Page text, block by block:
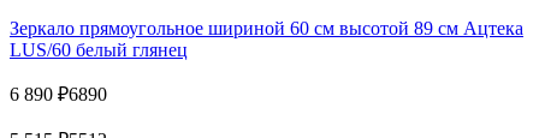
Зеркало прямоугольное шириной 60 см высотой 89 см Ацтека
LUS/60 белый глянец
6 890 ₽6890